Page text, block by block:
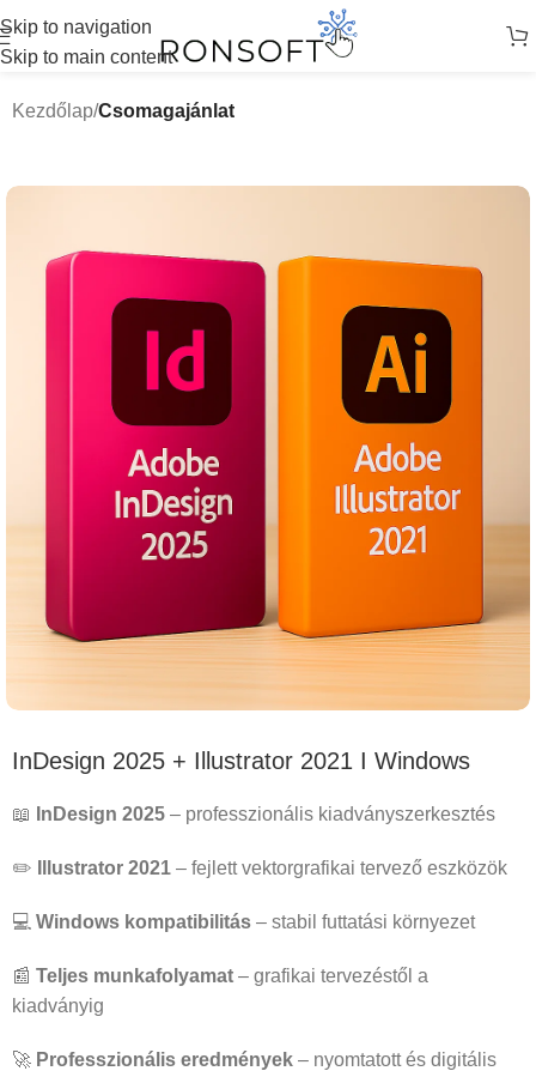
Skip to navigation
Skip to main content
Kezdőlap Csomagajánlat
InDesign 2025 + Illustrator 2021 I Windows
📖 InDesign 2025 – professzionális kiadványszerkesztés
✏️ Illustrator 2021 – fejlett vektorgrafikai tervező eszközök
💻 Windows kompatibilitás – stabil futtatási környezet
📰 Teljes munkafolyamat – grafikai tervezéstől a
kiadványig
🚀 Professzionális eredmények – nyomtatott és digitális